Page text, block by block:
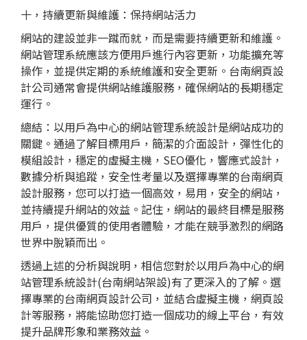
十，持續更新與維護：保持網站活力
網站的建設並非一蹴而就，而是需要持續更新和維護。
網站管理系統應該方便用戶進行內容更新，功能擴充等
操作，並提供定期的系統維護和安全更新。台南網頁設
計公司通常會提供網站維護服務，確保網站的長期穩定
運行。
總結：以用戶為中心的網站管理系統設計是網站成功的
關鍵。通過了解目標用戶，簡潔的介面設計，彈性化的
模組設計，穩定的虛擬主機，SEO優化，響應式設計，
數據分析與追蹤，安全性考量以及選擇專業的台南網頁
設計服務，您可以打造一個高效，易用，安全的網站，
並持續提升網站的效益。記住，網站的最終目標是服務
用戶，提供優質的使用者體驗，才能在競爭激烈的網路
世界中脫穎而出。
透過上述的分析與說明，相信您對於以用戶為中心的網
站管理系統設計(台南網站架設)有了更深入的了解。選
擇專業的台南網頁設計公司，並結合虛擬主機，網頁設
計等服務，將能協助您打造一個成功的線上平台，有效
提升品牌形象和業務效益。